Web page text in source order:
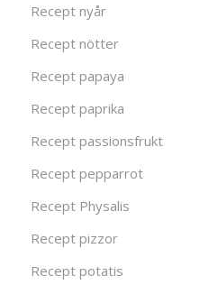
Recept nyår
Recept nötter
Recept papaya
Recept paprika
Recept passionsfrukt
Recept pepparrot
Recept Physalis
Recept pizzor
Recept potatis